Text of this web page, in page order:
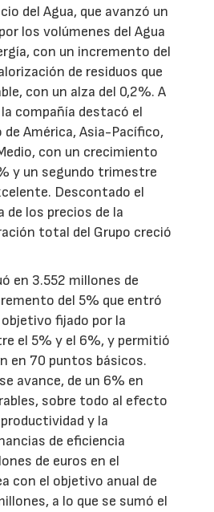
del Agua, que avanzó un
los volúmenes del Agua
con un incremento del
de residuos que
con un alza del 0,2%. A
compañía destacó el
América, Asia-Pacífico,
con un crecimiento
y un segundo trimestre
Descontado el
de los precios de la
total del Grupo creció
en 3.552 millones de
del 5% que entró
fijado por la
el 5% y el 6%, y permitió
en 70 puntos básicos.
avance, de un 6% en
sobre todo al efecto
y la
de eficiencia
de euros en el
con el objetivo anual de
a lo que se sumó el